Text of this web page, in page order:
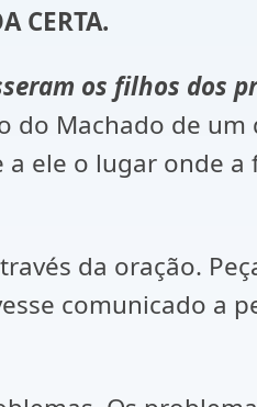
CERTA.
os filhos dos
do Machado de um
ele o lugar onde
da oração.
comunicado a